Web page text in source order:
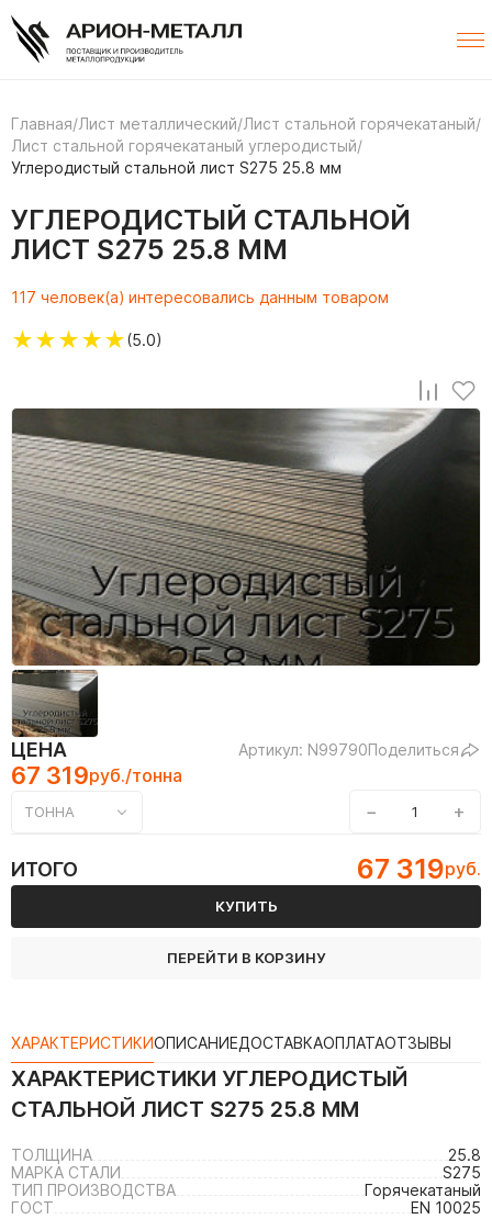
Главная/Лист металлический/Лист стальной горячекатаный/
Лист стальной горячекатаный углеродистый/
Углеродистый стальной лист S275 25.8 мм
УГЛЕРОДИСТЫЙ СТАЛЬНОЙ
ЛИСТ S275 25.8 ММ
117 человек(а) интересовались данным товаром
★★★★★(5.0)
ЦЕНА Артикул: N99790Поделиться
67 319руб./тонна
ТОННА − +
ИТОГО 67 319руб.
КУПИТЬ
ПЕРЕЙТИ В КОРЗИНУ
ХАРАКТЕРИСТИКИОПИСАНИЕДОСТАВКАОПЛАТАОТЗЫВЫ
ХАРАКТЕРИСТИКИ УГЛЕРОДИСТЫЙ
СТАЛЬНОЙ ЛИСТ S275 25.8 ММ
ТОЛЩИНА
25.8
МАРКА СТАЛИ
S275
ТИП ПРОИЗВОДСТВА
Горячекатаный
ГОСТ
EN 10025